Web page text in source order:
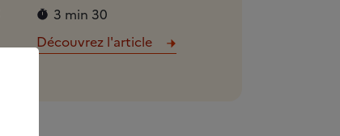
3 min 30
Découvrez l'article